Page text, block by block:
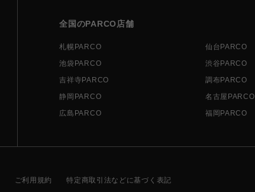
全国のPARCO店舗
札幌PARCO 仙台PARCO
池袋PARCO
渋谷PARCO
吉祥寺PARCO
調布PARCO
静岡PARCO
名古屋PARCO
広島PARCO
福岡PARCO
ご利用規約 特定商取引法などに基づく表記